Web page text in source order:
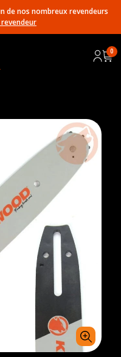
de nos nombreux revendeurs
0